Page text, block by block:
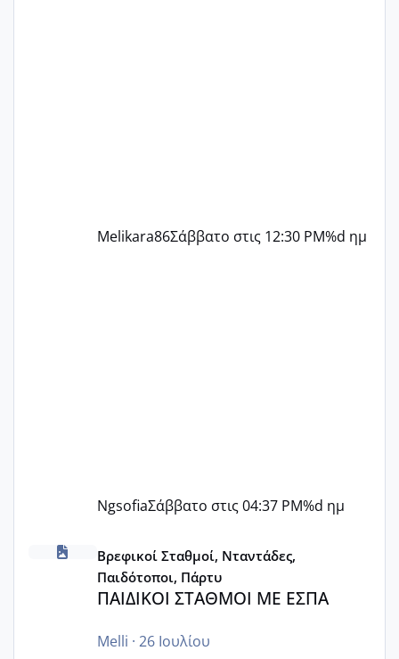
Melikara86Σάββατο στις 12:30 PM%d ημ
NgsofiaΣάββατο στις 04:37 PM%d ημ
ΠΑΙΔΙΚΟΙ ΣΤΑΘΜΟΙ ΜΕ ΕΣΠΑ
Βρεφικοί Σταθμοί, Νταντάδες,
Παιδότοποι, Πάρτυ
ΠΑΙΔΙΚΟΙ ΣΤΑΘΜΟΙ ΜΕ ΕΣΠΑ
Melli · 26 Ιουλίου